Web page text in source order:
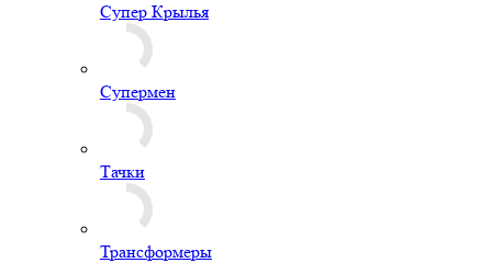
Супер Крылья
Супермен
Тачки
Трансформеры